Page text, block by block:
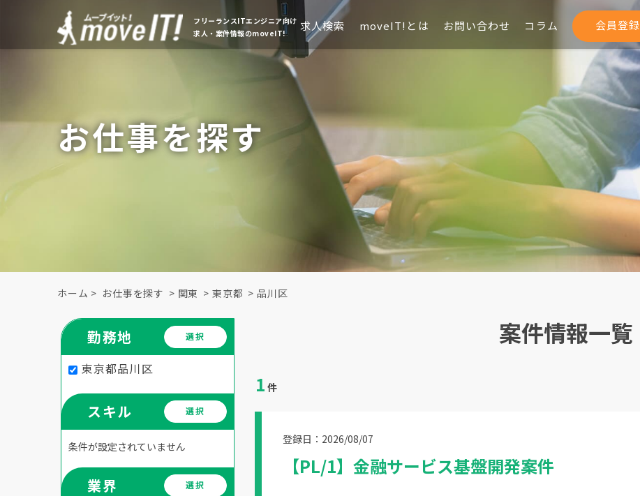
フリーランスITエンジニア向け
求人・案件情報のmoveIT!
求人検索 moveIT!とは お問い合わせ コラム 会員登録
お仕事を探す
ホーム > お仕事を探す > 関東 > 東京都 > 品川区
勤務地 選択
東京都品川区
スキル 選択
条件が設定されていません
業界 選択
案件情報一覧
1 件
登録日：2026/08/07
【PL/1】金融サービス基盤開発案件